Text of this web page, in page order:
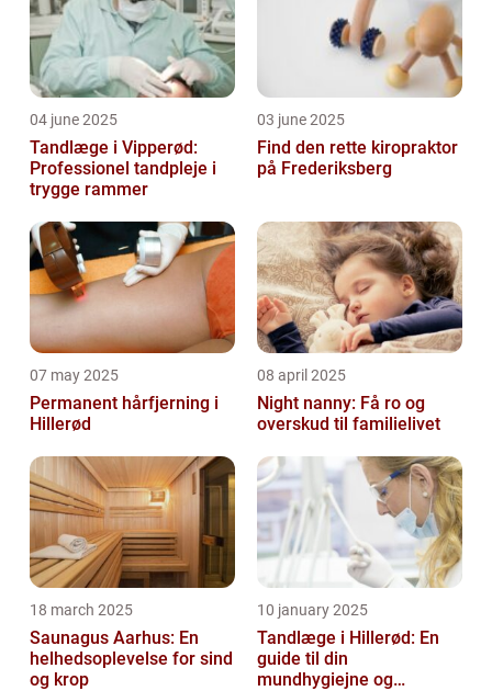
04 june 2025
Tandlæge i Vipperød:
Professionel tandpleje i
trygge rammer
03 june 2025
Find den rette kiropraktor
på Frederiksberg
07 may 2025
Permanent hårfjerning i
Hillerød
08 april 2025
Night nanny: Få ro og
overskud til familielivet
18 march 2025
Saunagus Aarhus: En
helhedsoplevelse for sind
og krop
10 january 2025
Tandlæge i Hillerød: En
guide til din
mundhygiejne og